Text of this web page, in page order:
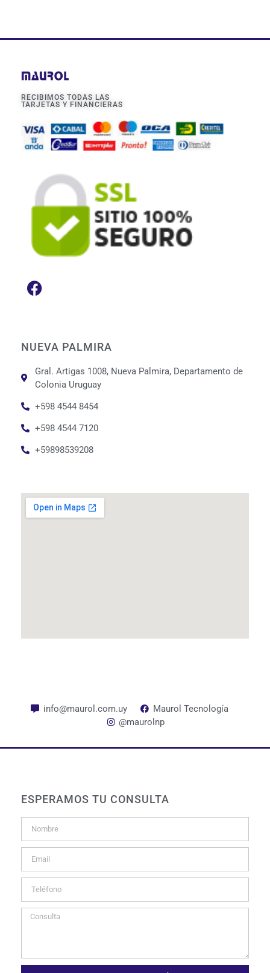
RECIBIMOS TODAS LAS
TARJETAS Y FINANCIERAS
NUEVA PALMIRA
Gral. Artigas 1008, Nueva Palmira, Departamento de
Colonia Uruguay
+598 4544 8454
+598 4544 7120
+59898539208
info@maurol.com.uy
Maurol Tecnología
@maurolnp
ESPERAMOS TU CONSULTA